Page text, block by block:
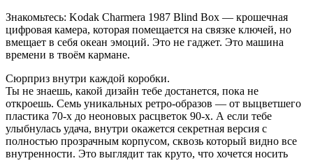
Знакомьтесь: Kodak Charmera 1987 Blind Box — крошечная
цифровая камера, которая помещается на связке ключей, но
вмещает в себя океан эмоций. Это не гаджет. Это машина
времени в твоём кармане.
Сюрприз внутри каждой коробки.
Ты не знаешь, какой дизайн тебе достанется, пока не
откроешь. Семь уникальных ретро-образов — от выцветшего
пластика 70-х до неоновых расцветок 90-х. А если тебе
улыбнулась удача, внутри окажется секретная версия с
полностью прозрачным корпусом, сквозь который видно все
внутренности. Это выглядит так круто, что хочется носить